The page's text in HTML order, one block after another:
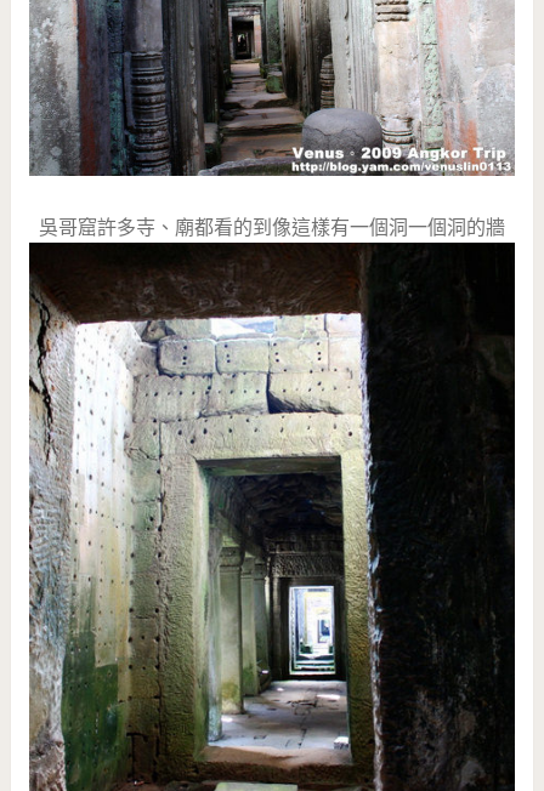
吳哥窟許多寺、廟都看的到像這樣有一個洞一個洞的牆